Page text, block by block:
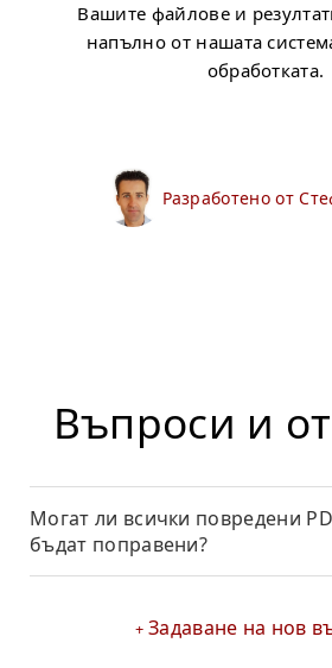
Вашите файлове и
напълно от нашата
обработката.
Разработено от
Въпроси и
Могат ли всички повредени
бъдат поправени?
Задаване на нов